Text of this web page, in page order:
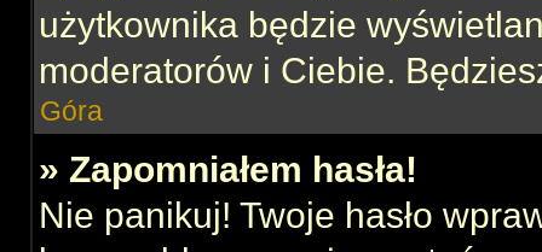
użytkownika będzie
moderatorów i Ciebie.
Góra
» Zapomniałem hasła!
Nie panikuj! Twoje hasło